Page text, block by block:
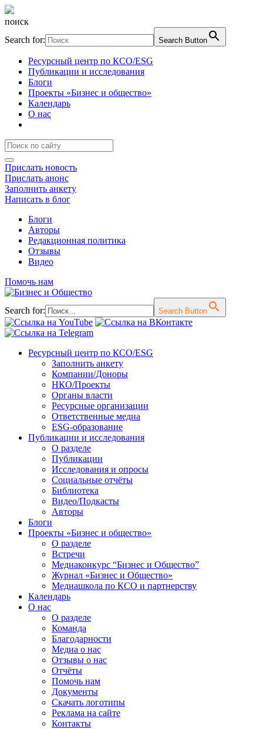
поиск
Search for:
Search Button
Ресурсный центр по КСО/ESG
Публикации и исследования
Блоги
Проекты «Бизнес и общество»
Календарь
О нас
Прислать новость
Прислать анонс
Заполнить анкету
Написать в блог
Блоги
Авторы
Редакционная политика
Отзывы
Видео
Помочь нам
Search for: Search Button
Перейти
содержимому
Ресурсный центр по КСО/ESG
Заполнить анкету
Компании/Доноры
НКО/Проекты
Органы власти
Ресурсные организации
Ответственные медиа
ESG-образование
Публикации и исследования
О разделе
Публикации
Исследования и опросы
Социальные отчёты
Библиотека
Видео/Подкасты
Авторы
Блоги
Проекты «Бизнес и общество»
О разделе
Встречи
Медиаконкурс “Бизнес и Общество”
Журнал «Бизнес и Общество»
Медиашкола по КСО и партнерству
Календарь
О нас
О разделе
Команда
Благодарности
Медиа о нас
Отзывы о нас
Отчёты
Помочь нам
Документы
Скачать логотипы
Реклама на сайте
Контакты